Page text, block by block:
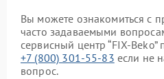
Вы можете ознакомиться с
часто задаваемыми
сервисный центр “FIX-
+7 (800) 301-55-83 если не
вопрос.